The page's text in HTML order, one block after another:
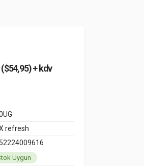
($54,95) + kdv
refresh
Uygun